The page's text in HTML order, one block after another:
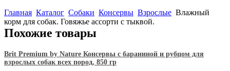
Главная Каталог Собаки Консервы Взрослые Влажный
корм для собак. Говяжье ассорти с тыквой.
Похожие товары
Brit Premium by Nature Консервы с бараниной и рубцом для
взрослых собак всех пород, 850 гр